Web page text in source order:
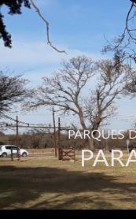
Skip
to
content